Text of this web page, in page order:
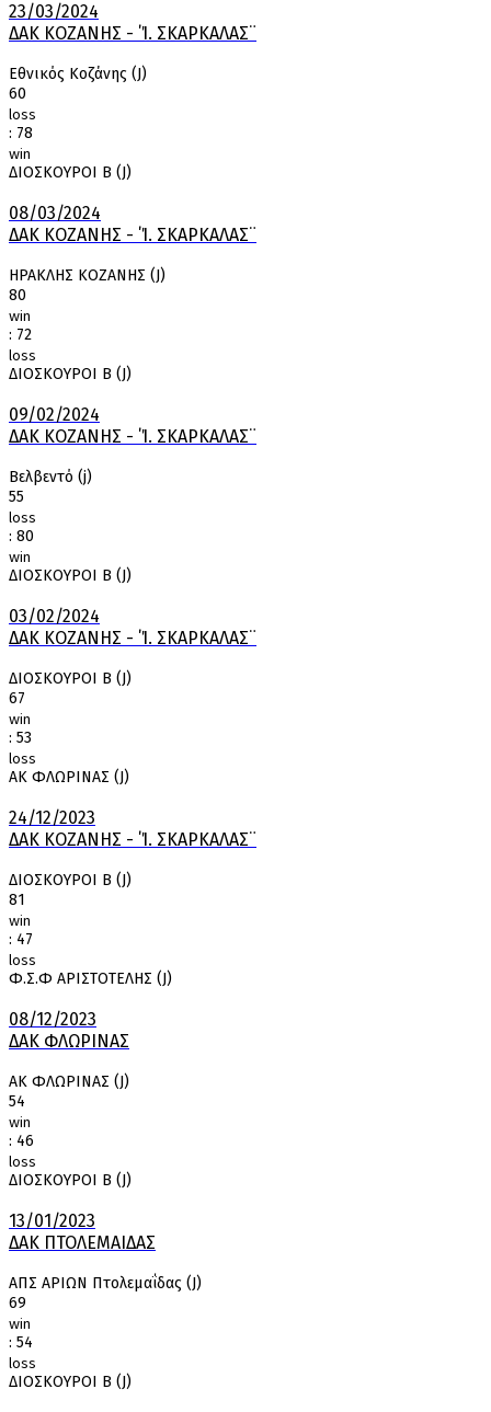
23/03/2024
ΔΑΚ ΚΟΖΑΝΗΣ - ΄Ί. ΣΚΑΡΚΑΛΑΣ¨
Εθνικός Κοζάνης (J)
60
loss
: 78
win
ΔΙΟΣΚΟΥΡΟΙ Β (J)
08/03/2024
ΔΑΚ ΚΟΖΑΝΗΣ - ΄Ί. ΣΚΑΡΚΑΛΑΣ¨
ΗΡΑΚΛΗΣ ΚΟΖΑΝΗΣ (J)
80
win
: 72
loss
ΔΙΟΣΚΟΥΡΟΙ Β (J)
09/02/2024
ΔΑΚ ΚΟΖΑΝΗΣ - ΄Ί. ΣΚΑΡΚΑΛΑΣ¨
Βελβεντό (j)
55
loss
: 80
win
ΔΙΟΣΚΟΥΡΟΙ Β (J)
03/02/2024
ΔΑΚ ΚΟΖΑΝΗΣ - ΄Ί. ΣΚΑΡΚΑΛΑΣ¨
ΔΙΟΣΚΟΥΡΟΙ Β (J)
67
win
: 53
loss
ΑΚ ΦΛΩΡΙΝΑΣ (J)
24/12/2023
ΔΑΚ ΚΟΖΑΝΗΣ - ΄Ί. ΣΚΑΡΚΑΛΑΣ¨
ΔΙΟΣΚΟΥΡΟΙ Β (J)
81
win
: 47
loss
Φ.Σ.Φ ΑΡΙΣΤΟΤΕΛΗΣ (J)
08/12/2023
ΔΑΚ ΦΛΩΡΙΝΑΣ
ΑΚ ΦΛΩΡΙΝΑΣ (J)
54
win
: 46
loss
ΔΙΟΣΚΟΥΡΟΙ Β (J)
13/01/2023
ΔΑΚ ΠΤΟΛΕΜΑΙΔΑΣ
ΑΠΣ ΑΡΙΩΝ Πτολεμαΐδας (J)
69
win
: 54
loss
ΔΙΟΣΚΟΥΡΟΙ Β (J)